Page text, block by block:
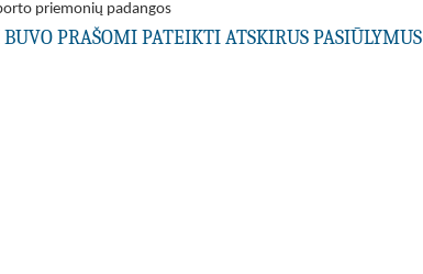
priemonių padangos
PRAŠOMI PATEIKTI ATSKIRUS PASIŪLYMUS